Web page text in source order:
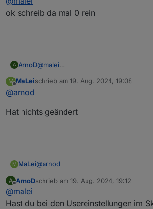
ok schreib da mal 0 rein
A ArnoD@malei
M
Offline
MaLeischrieb am 19. Aug. 2024, 19:08
zuletzt editiert von
@arnod
Hat nichts geändert
M MaLei@arnod
Hat nichts geändert
A
Offline
ArnoDschrieb am 19. Aug. 2024, 19:12
zuletzt editiert von
@malei
Hast du bei den Usereinstellungen im